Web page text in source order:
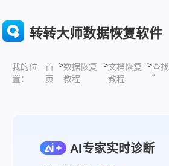
转转大师数据恢复软件
我的位
置：
首
页
>数据恢复
教程
>文档恢复
教程
>查找
“
AI专家实时诊断